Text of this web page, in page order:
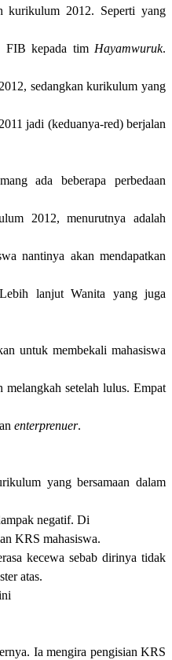
kurikulum 2012. Seperti yang
FIB kepada tim Hayamwuruk.
sedangkan kurikulum yang
jadi (keduanya-red) berjalan
ada beberapa perbedaan
2012, menurutnya adalah
nantinya akan mendapatkan
lanjut Wanita yang juga
untuk membekali mahasiswa
melangkah setelah lulus. Empat
enterprenuer.
yang bersamaan dalam
negatif. Di
KRS mahasiswa.
kecewa sebab dirinya tidak
atas.
Ia mengira pengisian KRS